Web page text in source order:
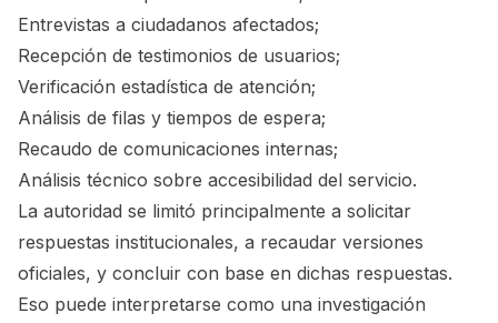
Entrevistas a ciudadanos afectados;
Recepción de testimonios de usuarios;
Verificación estadística de atención;
Análisis de filas y tiempos de espera;
Recaudo de comunicaciones internas;
Análisis técnico sobre accesibilidad del servicio.
La autoridad se limitó principalmente a solicitar
respuestas institucionales, a recaudar versiones
oficiales, y concluir con base en dichas respuestas.
Eso puede interpretarse como una investigación